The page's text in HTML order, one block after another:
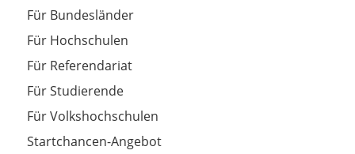
Für Bundesländer
Für Hochschulen
Für Referendariat
Für Studierende
Für Volkshochschulen
Startchancen-Angebot